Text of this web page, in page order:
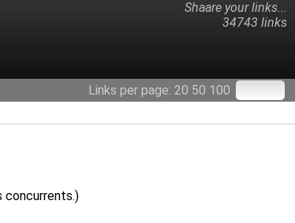
Shaare your links...
34743 links
Links per page: 20 50 100
concurrents.)